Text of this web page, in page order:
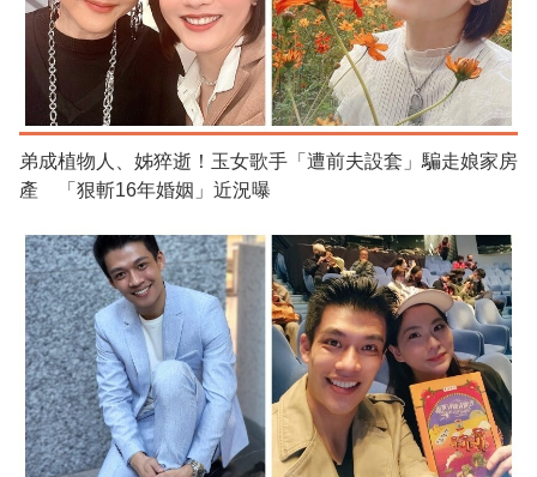
弟成植物人、姊猝逝！玉女歌手「遭前夫設套」騙走娘家房
產 「狠斬16年婚姻」近況曝